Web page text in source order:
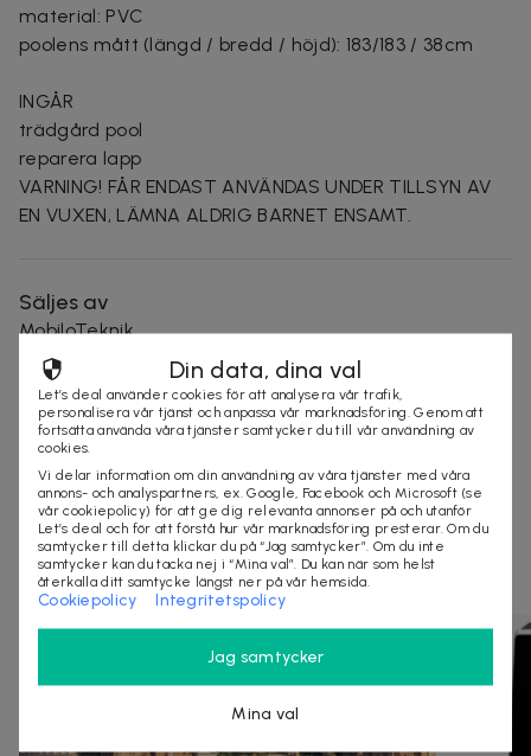
material: PVC
poolens mått (längd / bredd / höjd): 183/183 / 38cm
INGÅR
trädgård pool
reparera lapp
VARNING! FÅR ENDAST ANVÄNDAS UNDER TILLSYN AV
EN VUXEN, LÄMNA ALDRIG BARNET ENSAMT.
Säljes av
MobiloTeknik
Organisationsnummer: 559274-0129
Andra som kollat på dealen ovan tittar även
på
Din data, dina val
Let’s deal använder cookies för att analysera vår trafik,
personalisera vår tjänst och anpassa vår marknadsföring. Genom att
fortsätta använda våra tjänster samtycker du till vår användning av
cookies.
Vi delar information om din användning av våra tjänster med våra
annons- och analyspartners, ex. Google, Facebook och Microsoft (se
vår cookiepolicy) för att ge dig relevanta annonser på och utanför
Let’s deal och för att förstå hur vår marknadsföring presterar. Om du
samtycker till detta klickar du på “Jag samtycker”. Om du inte
samtycker kan du tacka nej i “Mina val”. Du kan när som helst
återkalla ditt samtycke längst ner på vår hemsida.
Cookiepolicy Integritetspolicy
Jag samtycker
Mina val